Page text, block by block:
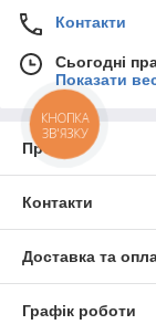
Контакти
Сьогодні
Показати
Про нас
Контакти
Доставка та
Графік роботи
КНОПКА
ЗВ'ЯЗКУ